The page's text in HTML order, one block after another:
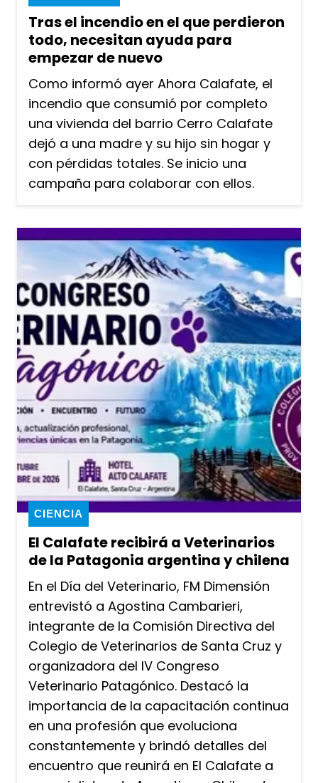
Tras el incendio en el que perdieron
todo, necesitan ayuda para
empezar de nuevo
Como informó ayer Ahora Calafate, el
incendio que consumió por completo
una vivienda del barrio Cerro Calafate
dejó a una madre y su hijo sin hogar y
con pérdidas totales. Se inicio una
campaña para colaborar con ellos.
El Calafate recibirá a Veterinarios
de la Patagonia argentina y chilena
CIENCIA
En el Día del Veterinario, FM Dimensión
entrevistó a Agostina Cambarieri,
integrante de la Comisión Directiva del
Colegio de Veterinarios de Santa Cruz y
organizadora del IV Congreso
Veterinario Patagónico. Destacó la
importancia de la capacitación continua
en una profesión que evoluciona
constantemente y brindó detalles del
encuentro que reunirá en El Calafate a